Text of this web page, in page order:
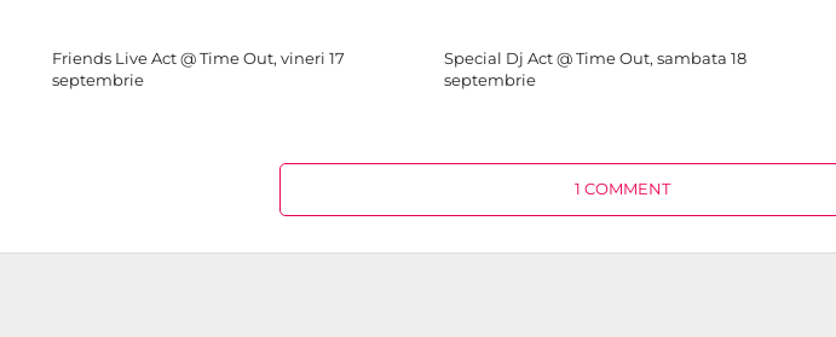
Friends Live Act @ Time Out, vineri 17
septembrie
Special Dj Act @ Time Out, sambata 18
septembrie
1 COMMENT